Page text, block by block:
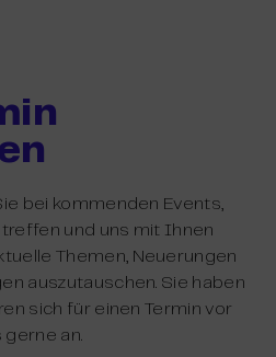
bei kommenden Events,
und uns mit Ihnen
Themen, Neuerungen
auszutauschen. Sie haben
sich für einen Termin vor
an.